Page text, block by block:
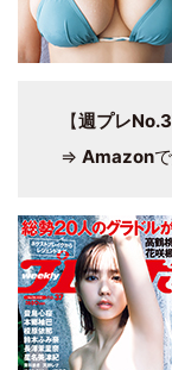
【週プレ
⇒ Amazon